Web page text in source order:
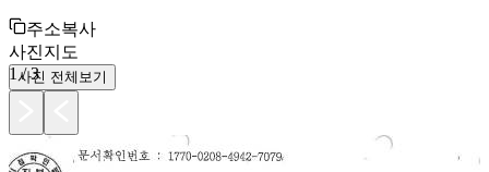
주소복사
사진지도
1 /3
사진 전체보기